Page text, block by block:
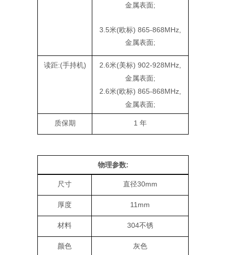
金属表面;
3.5米(欧标) 865-868MHz,
金属表面;
读距:(手持机)
2.6米(美标) 902-928MHz,
金属表面;
2.6米(欧标) 865-868MHz,
金属表面;
质保期 1 年
物理参数:
尺寸 直径30mm
厚度 11mm
材料 304不锈
颜色 灰色